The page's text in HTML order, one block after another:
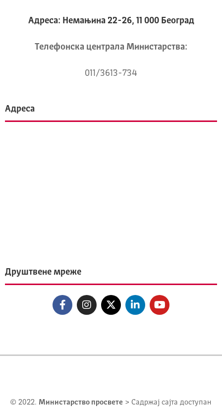
Адреса: Немањина 22-26, 11 000 Београд
Телeфонска централа Mинистарства:
011/3613-734
Адреса
Друштвене мреже
© 2022. Министарство просвете > Садржај сајта доступан